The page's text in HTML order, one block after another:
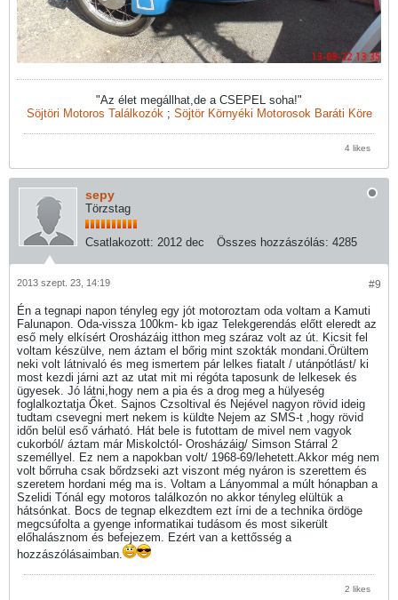
"Az élet megállhat,de a CSEPEL soha!"
Söjtöri Motoros Találkozók; Söjtör Környéki Motorosok Baráti Köre
4 likes
sepy
Törzstag
Csatlakozott: 2012 dec Összes hozzászólás: 4285
#9
2013 szept. 23, 14:19
Én a tegnapi napon tényleg egy jót motoroztam oda voltam a Kamuti
Falunapon. Oda-vissza 100km- kb igaz Telekgerendás előtt eleredt az
eső mely elkísért Orosházáig itthon meg száraz volt az út. Kicsit fel
voltam készülve, nem áztam el bőrig mint szokták mondani.Örültem
neki volt látnivaló és meg ismertem pár lelkes fiatalt / utánpótlást/ ki
most kezdi járni azt az utat mit mi régóta taposunk de lelkesek és
ügyesek. Jó látni,hogy nem a pia és a drog meg a hülyeség
foglalkoztatja Őket. Sajnos Czsoltival és Nejével nagyon rövid ideig
tudtam csevegni mert nekem is küldte Nejem az SMS-t ,hogy rövid
időn belül eső várható. Hát bele is futottam de mivel nem vagyok
cukorból/ áztam már Miskolctól- Orosházáig/ Simson Stárral 2
személlyel. Ez nem a napokban volt/ 1968-69/lehetett.Akkor még nem
volt bőrruha csak bőrdzseki azt viszont még nyáron is szerettem és
szeretem hordani még ma is. Voltam a Lányommal a múlt hónapban a
Szelidi Tónál egy motoros találkozón no akkor tényleg elültük a
hátsónkat. Bocs de tegnap elkezdtem ezt írni de a technika ördöge
megcsúfolta a gyenge informatikai tudásom és most sikerült
előhalásznom és befejezem. Ezért van a kettősség a
hozzászólásaimban.
2 likes